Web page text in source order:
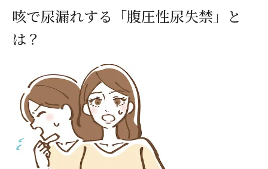
咳で尿漏れする「腹圧性尿失禁」と
は？